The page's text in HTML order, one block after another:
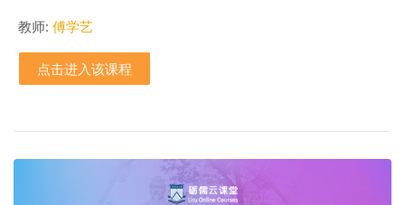
教师: 傅学艺
点击进入该课程